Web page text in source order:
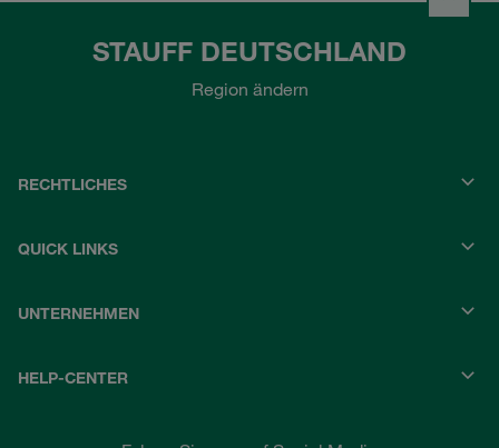
STAUFF DEUTSCHLAND
Region ändern
RECHTLICHES
QUICK LINKS
UNTERNEHMEN
HELP-CENTER